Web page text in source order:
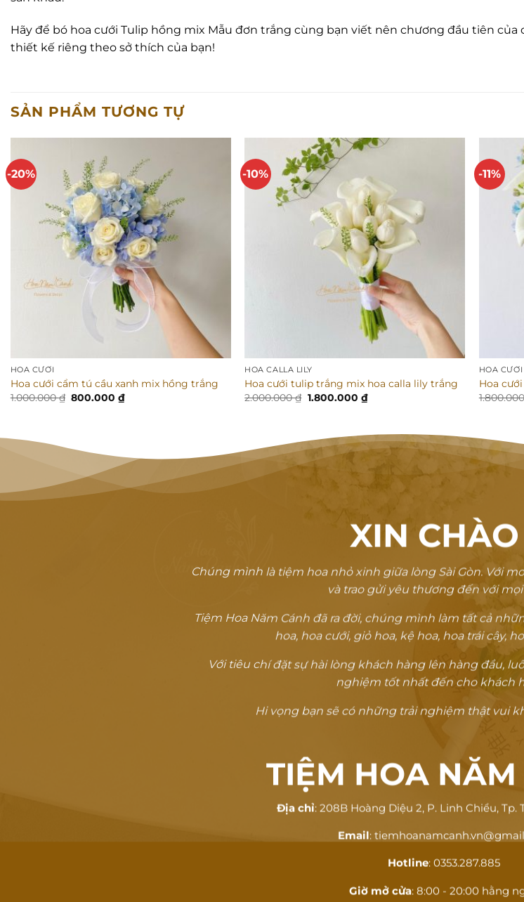
Hãy để bó hoa cưới Tulip hồng mix Mẫu đơn trắng cùng bạn viết nên chương đầu tiên
thiết kế riêng theo sở thích của bạn!
SẢN PHẨM TƯƠNG TỰ
-20%
HOA CƯỚI
Hoa cưới cẩm tú cầu xanh mix hồng trắng
1.000.000₫ Giá
800.000₫Giá
-10%
HOA CALLA LILY
Hoa cưới tulip trắng mix hoa calla lily trắng
2.000.000₫ Giá
1.800.000 ₫Giá
hiện
1.800.000 ₫.
-11%
HOA CƯỚI
Hoa
XIN CHÀO
Chúng mình là tiệm hoa nhỏ xinh giữa lòng Sài Gòn. Với
và trao gửi yêu thương đến với
Tiệm Hoa Năm Cánh đã ra đời, chúng mình làm tất cả
hoa, hoa cưới, giỏ hoa, kệ hoa, hoa trái cây,
Với tiêu chí đặt sự hài lòng khách hàng lên hàng đầu,
nghiệm tốt nhất đến cho khách
Hi vọng bạn sẽ có những trải nghiệm thật vui
TIỆM HOA NĂM
Địa chỉ: 208B Hoàng Diệu 2, P. Linh Chiểu, Tp.
Email:
Hotline: 0353.287.885
Giờ mở cửa: 8:00 - 20:00 hằng